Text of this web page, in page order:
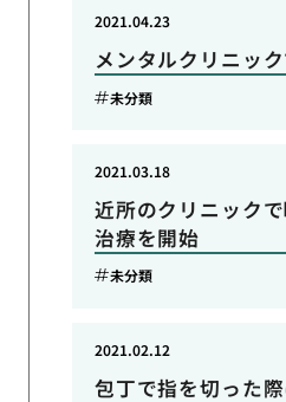
メンタルクリニッ
2021.04.23
未分類
近所のクリニック
治療を開始
2021.03.18
未分類
包丁で指を切った
2021.02.12